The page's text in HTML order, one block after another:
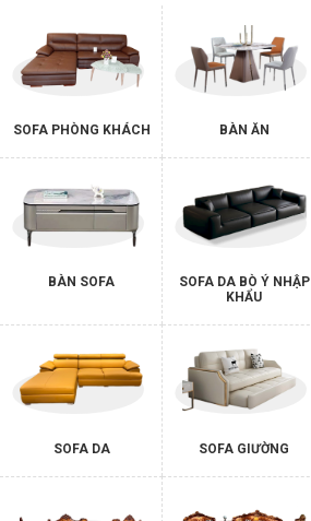
SOFA PHÒNG KHÁCH BÀN ĂN
BÀN SOFA
SOFA DA BÒ Ý NHẬP
KHẨU
SOFA DA SOFA GIƯỜNG